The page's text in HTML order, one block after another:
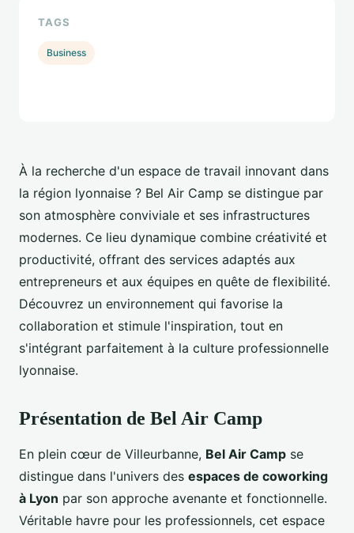
À la recherche d'un espace de travail innovant dans
la région lyonnaise ? Bel Air Camp se distingue par
son atmosphère conviviale et ses infrastructures
modernes. Ce lieu dynamique combine créativité et
productivité, offrant des services adaptés aux
entrepreneurs et aux équipes en quête de flexibilité.
Découvrez un environnement qui favorise la
collaboration et stimule l'inspiration, tout en
s'intégrant parfaitement à la culture professionnelle
lyonnaise.
Présentation de Bel Air Camp
En plein cœur de Villeurbanne, Bel Air Camp se
distingue dans l'univers des espaces de coworking
à Lyon par son approche avenante et fonctionnelle.
Véritable havre pour les professionnels, cet espace
TAGS
Business